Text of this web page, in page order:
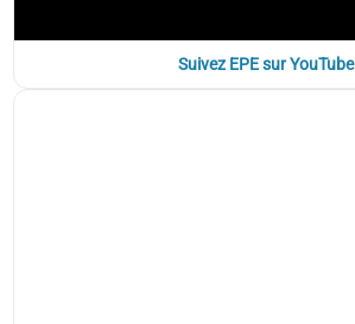
Suivez EPE sur YouTube